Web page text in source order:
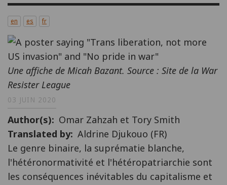
en es fr
Une affiche de Micah Bazant. Source : Site de la War
Resister League
03 JUIN 2020
Author(s)
Omar Zahzah et Tory Smith
Translated by Aldrine Djukouo (FR)
Le genre binaire, la suprématie blanche,
l'hétéronormativité et l'hétéropatriarchie sont
les conséquences inévitables du capitalisme et